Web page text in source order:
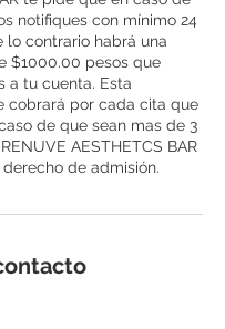
notifiques con mínimo 24
lo contrario habrá una
$1000.00 pesos que
a tu cuenta. Esta
cobrará por cada cita que
de que sean mas de 3
AESTHETCS BAR
de admisión.